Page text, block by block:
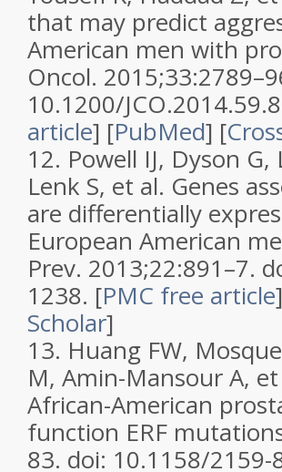
that may predict
American men with
Oncol.
10.1200/
article] [PubMed] [
12. Powell IJ, Dyson
Lenk S, et al. Genes
are differentially
European American
Prev. 2013;22:891–7.
1238. [PMC free article
Scholar]
13. Huang FW,
M, Amin-Mansour A,
African-American
function ERF
83. doi: 10.1158/2159-